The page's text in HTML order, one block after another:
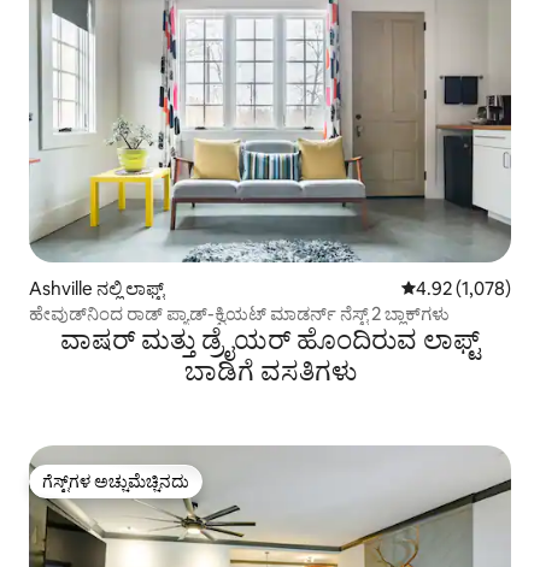
Ashville ನಲ್ಲಿ ಲಾಫ್ಟ್ 5 ರಲ್ಲಿ 4.92
4.92 (1,078)
ಹೇವುಡ್‌ನಿಂದ ರಾಡ್ ಪ್ಯಾಡ್-ಕ್ವಿಯಟ್ ಮಾಡರ್ನ್ ನೆಸ್ಟ್ 2 ಬ್ಲಾಕ್‌ಗಳು
ವಾಷರ್ ಮತ್ತು ಡ್ರೈಯರ್ ಹೊಂದಿರುವ ಲಾಫ್ಟ್
ಬಾಡಿಗೆ ವಸತಿಗಳು
ಗೆಸ್ಟ್‌ಗಳ ಅಚ್ಚುಮೆಚ್ಚಿನದು
ಗೆಸ್ಟ್‌ಗಳ ಅಚ್ಚುಮೆಚ್ಚಿನದು